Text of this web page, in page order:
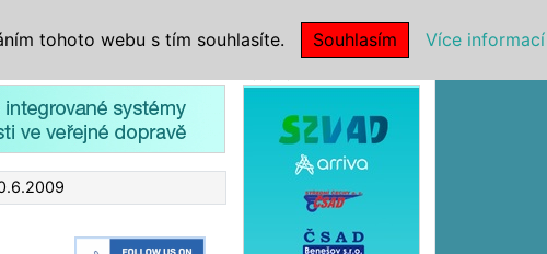
tohoto webu s tím souhlasíte. Souhlasím Více informací